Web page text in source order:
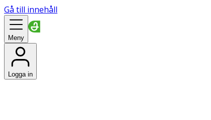
Gå till innehåll
Meny
Logga in